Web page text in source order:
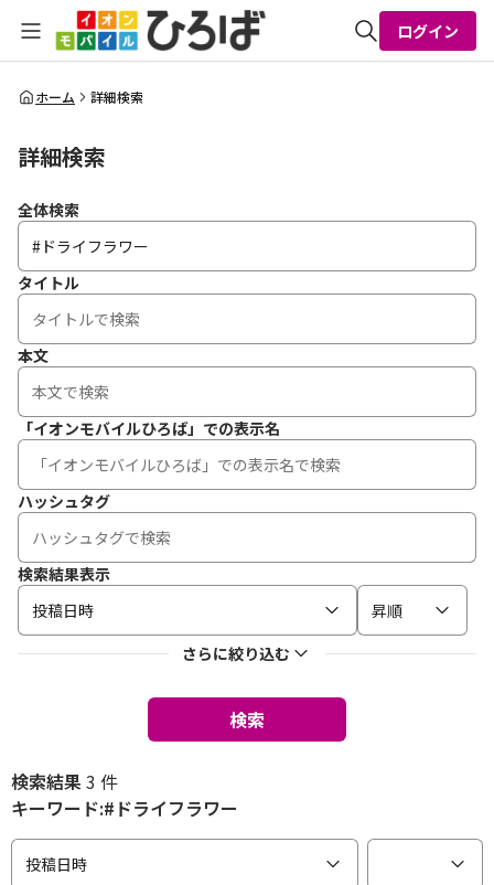
全体検索
ログイン
ホーム 詳細検索
詳細検索
全体検索
タイトル
本文
「イオンモバイルひろば」での表示名
ハッシュタグ
検索結果表示
投稿日時
昇順
さらに絞り込む
検索
検索結果3 件
キーワード:#ドライフラワー
投稿日時